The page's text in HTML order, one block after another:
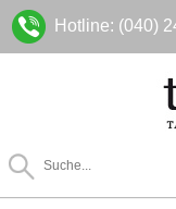
Hotline: (040)